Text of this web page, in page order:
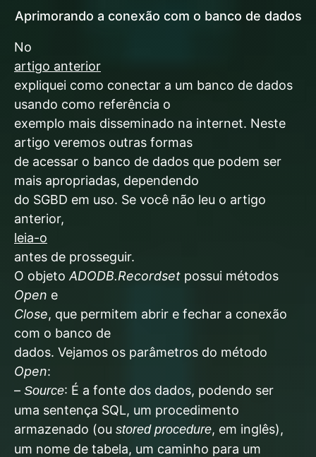
Aprimorando a conexão com o banco de dados
No
artigo anterior
expliquei como conectar a um banco de dados
usando como referência o
exemplo mais disseminado na internet. Neste
artigo veremos outras formas
de acessar o banco de dados que podem ser
mais apropriadas, dependendo
do SGBD em uso. Se você não leu o artigo
anterior,
leia-o
antes de prosseguir.
O objeto ADODB.Recordset possui métodos
Open e
Close, que permitem abrir e fechar a conexão
com o banco de
dados. Vejamos os parâmetros do método
Open:
– Source: É a fonte dos dados, podendo ser
uma sentença SQL, um procedimento
armazenado (ou stored procedure, em inglês),
um nome de tabela, um caminho para um